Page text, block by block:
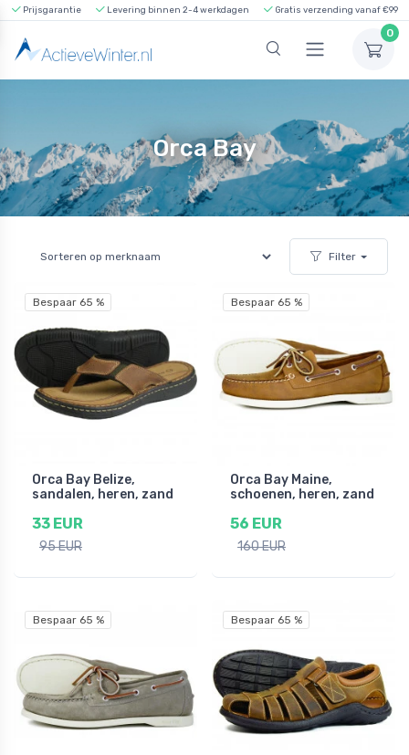
Prijsgarantie Levering binnen 2-4 werkdagen Gratis verzending vanaf €99
0
Orca Bay
Filter
Bespaar 65 %
Orca Bay Belize,
sandalen, heren, zand
33 EUR
95 EUR
Bespaar 65 %
Orca Bay Maine,
schoenen, heren, zand
56 EUR
160 EUR
Bespaar 65 % Bespaar 65 %